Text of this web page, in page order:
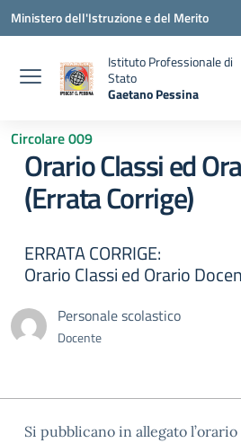
Vai ai contenuti
Vai al menu di navigazione
Vai al footer
Ministero dell'Istruzione e del Merito
Istituto Professionale di
Stato
Gaetano Pessina
Circolare 009
Orario Classi ed
(Errata Corrige)
ERRATA CORRIGE:
Orario Classi ed Orario
Personale scolastico
Docente
Si pubblicano in allegato